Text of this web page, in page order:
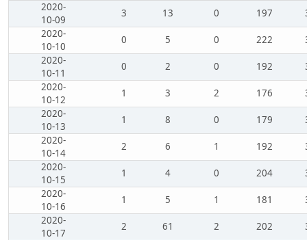
2020-
10-09
3 13 0 197
2020-
10-10
0 5 0 222
2020-
10-11
0 2 0 192
2020-
10-12
1 3 2 176
2020-
10-13
1 8 0 179
2020-
10-14
2 6 1 192
2020-
10-15
1 4 0 204
2020-
10-16
1 5 1 181
2020-
10-17
2 61 2 202